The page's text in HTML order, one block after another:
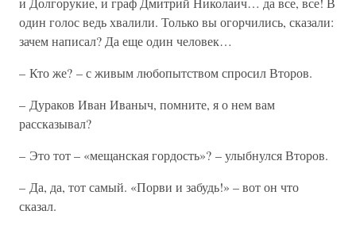
один голос ведь хвалили. Только вы огорчились, сказали:
зачем написал? Да еще один человек…
– Кто же? – с живым любопытством спросил Второв.
– Дураков Иван Иваныч, помните, я о нем вам
рассказывал?
– Это тот – «мещанская гордость»? – улыбнулся Второв.
– Да, да, тот самый. «Порви и забудь!» – вот он что
сказал.